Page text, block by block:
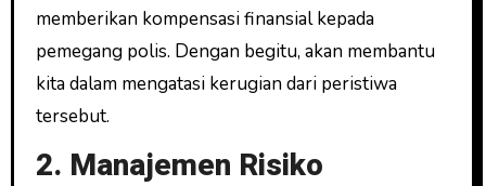
memberikan kompensasi finansial kepada
pemegang polis. Dengan begitu, akan membantu
kita dalam mengatasi kerugian dari peristiwa
tersebut.
2. Manajemen Risiko